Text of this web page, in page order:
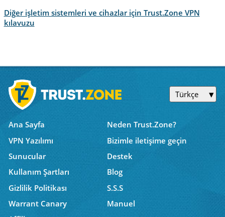
Diğer işletim sistemleri ve cihazlar için Trust.Zone VPN
kılavuzu
Türkçe
Ana Sayfa
Neden Trust.Zone?
VPN Yazılımı
Bizimle iletişime geçin
Sunucular
Destek
Kullanım Şartları
Blog
Gizlilik Politikası
S.S.S
Warrant Canary
Manuel